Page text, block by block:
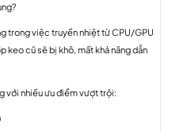
trong việc truyền nhiệt từ CPU/GPU
keo cũ sẽ bị khô, mất khả năng dẫn
với nhiều ưu điểm vượt trội: